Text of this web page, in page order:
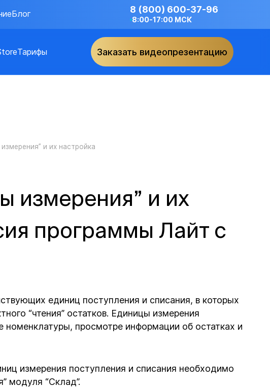
Блог 8 (800) 600-37-96
8:00-17:00 МСК
Тарифы Заказать видеопрезентацию
и их настройка
измерения” и их
программы Лайт с
единиц поступления и списания, в которых
“чтения” остатков. Единицы измерения
номенклатуры, просмотре информации об остатках и
измерения поступления и списания необходимо
модуля “Склад”.